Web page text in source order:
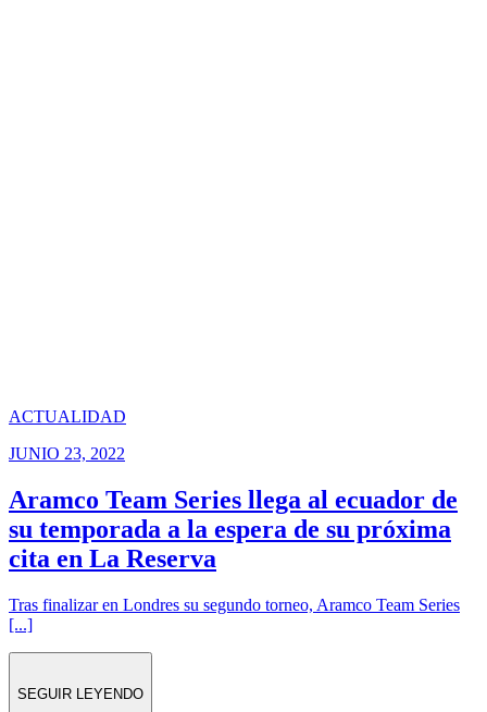
ACTUALIDAD
JUNIO 23, 2022
Aramco Team Series llega al ecuador de
su temporada a la espera de su próxima
cita en La Reserva
Tras finalizar en Londres su segundo torneo, Aramco Team Series
[...]
SEGUIR LEYENDO